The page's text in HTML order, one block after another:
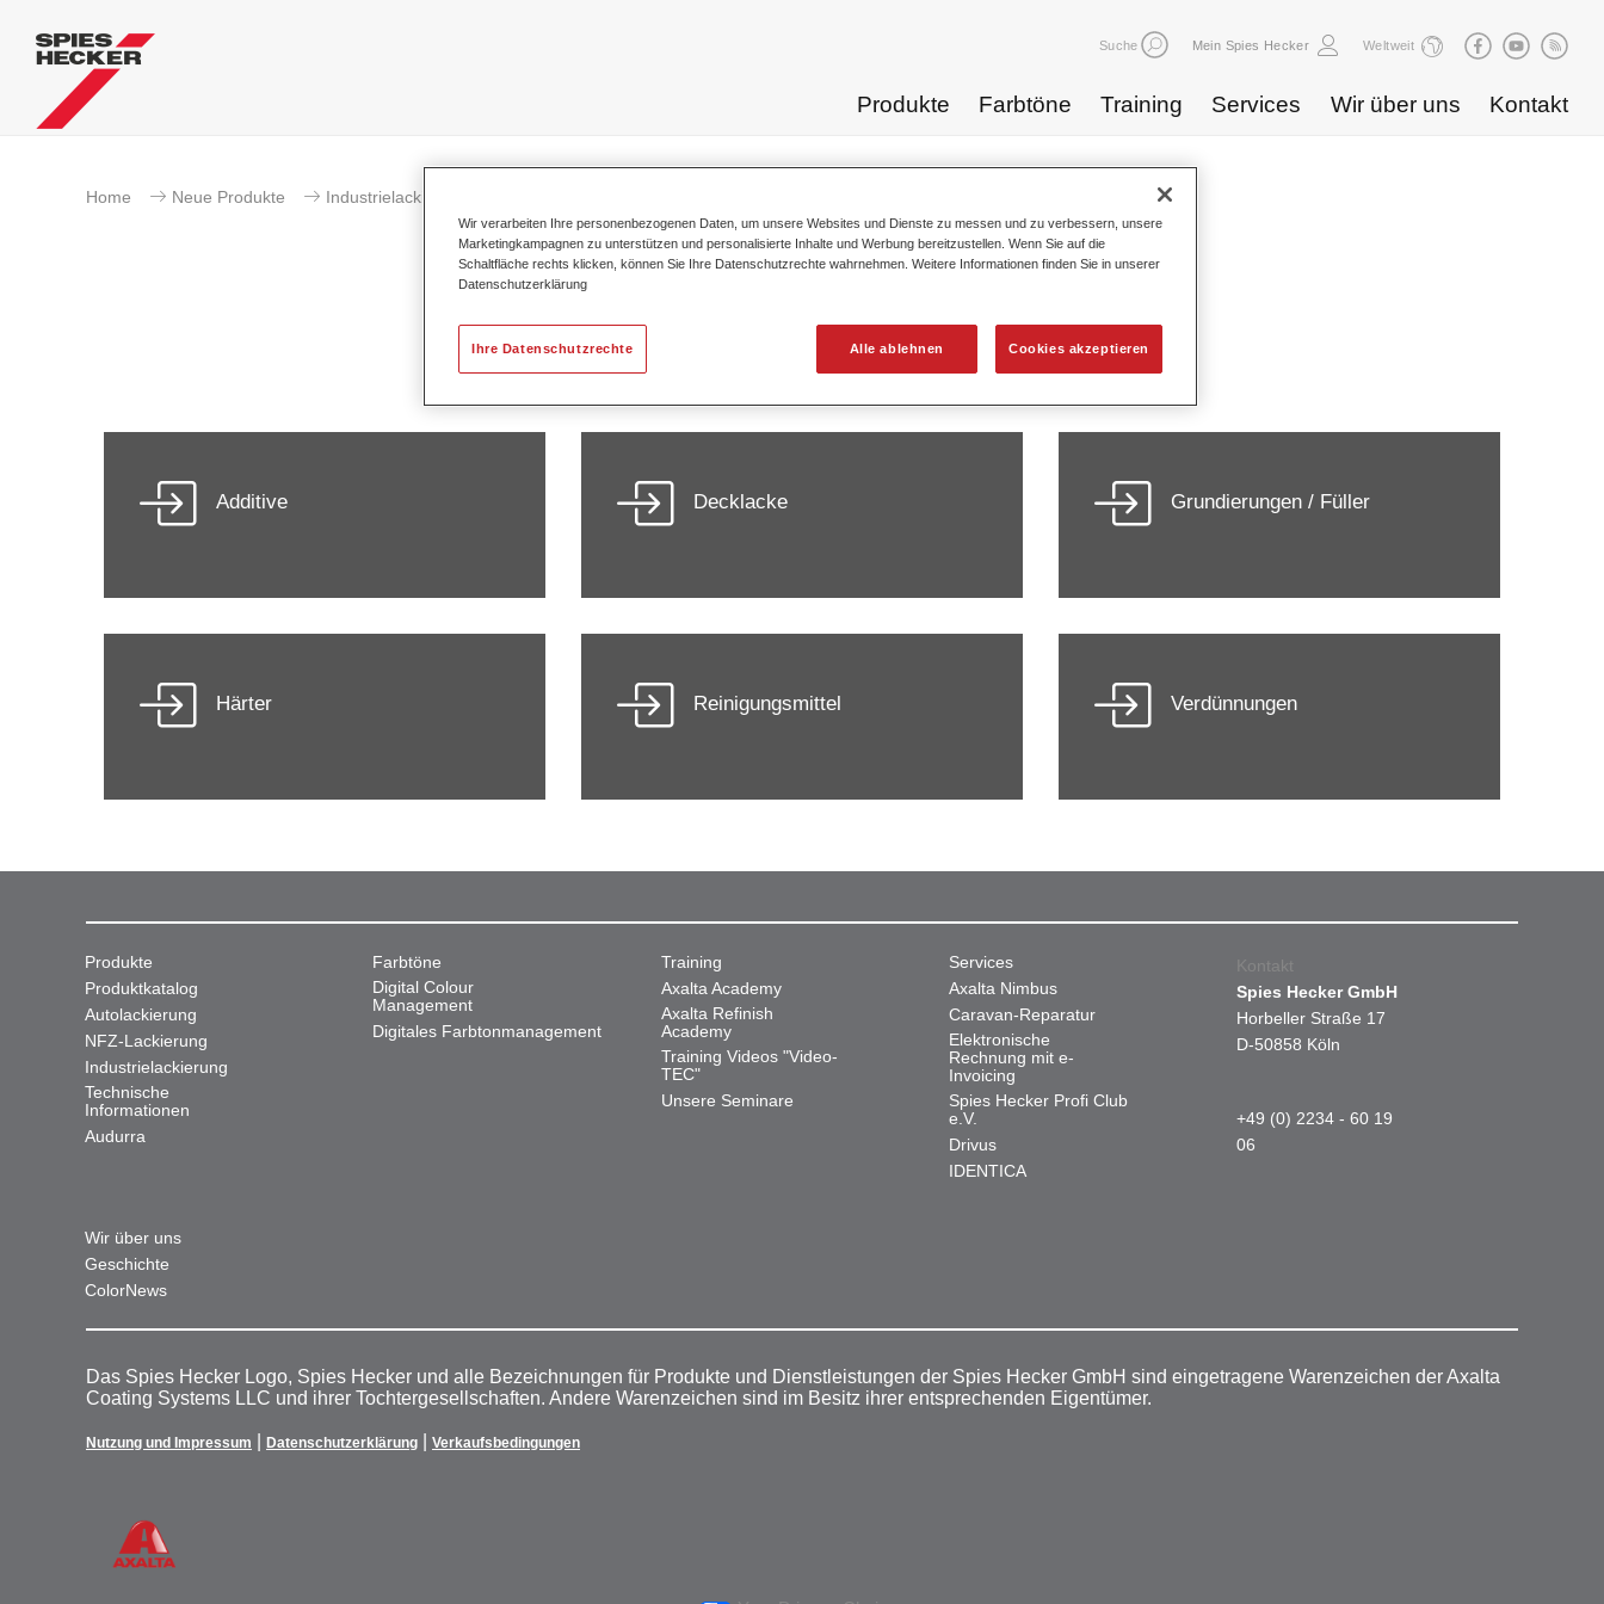
Suche Mein Spies Hecker Weltweit
Produkte Farbtöne Training Services Wir über uns Kontakt
Home Neue Produkte Industrielackierung
Produkte für die Industrielackierung
Additive Decklacke Grundierungen / Füller
Härter Reinigungsmittel Verdünnungen
Produkte
Produktkatalog
Autolackierung
NFZ-Lackierung
Industrielackierung
Technische
Informationen
Audurra
Farbtöne
Digital Colour
Management
Digitales Farbtonmanagement
Training
Axalta Academy
Axalta Refinish
Academy
Training Videos "Video-
TEC"
Unsere Seminare
Services
Axalta Nimbus
Caravan-Reparatur
Elektronische
Rechnung mit e-
Invoicing
Spies Hecker Profi Club
e.V.
Drivus
IDENTICA
Wir über uns
Geschichte
ColorNews
Kontakt
Spies Hecker GmbH
Horbeller Straße 17
D-50858 Köln
+49 (0) 2234 - 60 19
06
Das Spies Hecker Logo, Spies Hecker und alle Bezeichnungen für Produkte und Dienstleistungen der Spies Hecker GmbH sind eingetragene Warenzeichen der Axalta
Coating Systems LLC und ihrer Tochtergesellschaften. Andere Warenzeichen sind im Besitz ihrer entsprechenden Eigentümer.
Nutzung und Impressum Datenschutzerklärung Verkaufsbedingungen
Wir verarbeiten Ihre personenbezogenen Daten, um unsere Websites und Dienste zu messen und zu verbessern, unsere
Marketingkampagnen zu unterstützen und personalisierte Inhalte und Werbung bereitzustellen. Wenn Sie auf die
Schaltfläche rechts klicken, können Sie Ihre Datenschutzrechte wahrnehmen. Weitere Informationen finden Sie in unserer
Datenschutzerklärung
Alle ablehnen Cookies akzeptieren
Ihre Datenschutzrechte